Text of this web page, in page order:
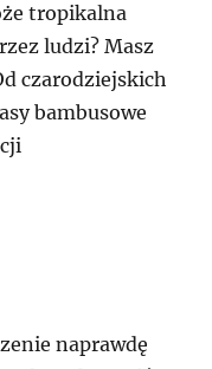
tropikalna
ludzi? Masz
czarodziejskich
bambusowe
naprawdę